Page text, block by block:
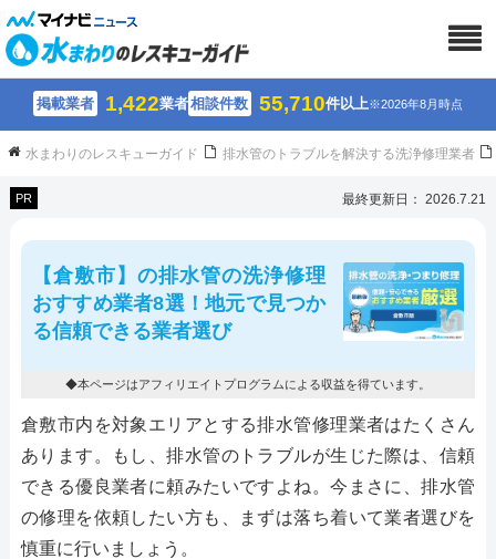
掲載業者 1,422業者相談件数 55,710件以上※2026年8月時点
水まわりのレスキューガイド 排水管のトラブルを解決する洗浄修理業者
PR 最終更新日： 2026.7.21
【倉敷市】の排水管の洗浄修理
おすすめ業者8選！地元で見つか
る信頼できる業者選び
◆本ページはアフィリエイトプログラムによる収益を得ています。
倉敷市内を対象エリアとする排水管修理業者はたくさん
あります。もし、排水管のトラブルが生じた際は、信頼
できる優良業者に頼みたいですよね。今まさに、排水管
の修理を依頼したい方も、まずは落ち着いて業者選びを
慎重に行いましょう。